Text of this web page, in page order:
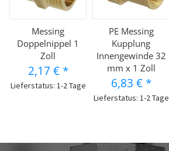
Messing
Doppelnippel 1
Zoll
2,17 € *
Lieferstatus: 1-2 Tage
PE Messing
Kupplung
Innengewinde 32
mm x 1 Zoll
6,83 € *
Lieferstatus: 1-2 Tage